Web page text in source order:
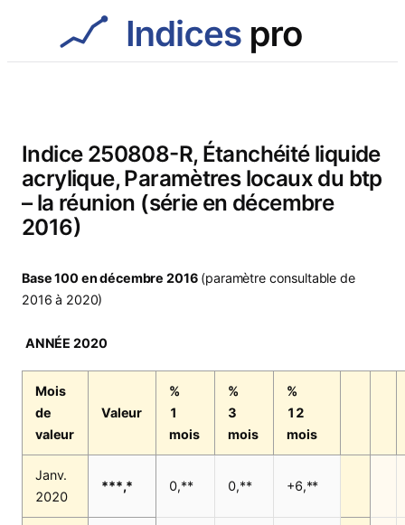
Indice 250808-R, Étanchéité liquide
acrylique, Paramètres locaux du btp
– la réunion (série en décembre
2016)
Base 100 en décembre 2016(paramètre consultable de
2016 à 2020)
ANNÉE 2020
Mois
de
valeur
Valeur
%
1
mois
%
3
mois
%
12
mois
Janv.
2020
***,* 0,** 0,** +6,**